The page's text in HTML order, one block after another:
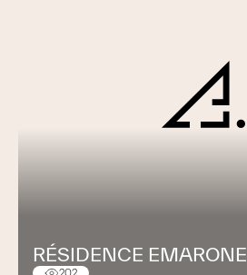
RÉSIDENCE EMARONE